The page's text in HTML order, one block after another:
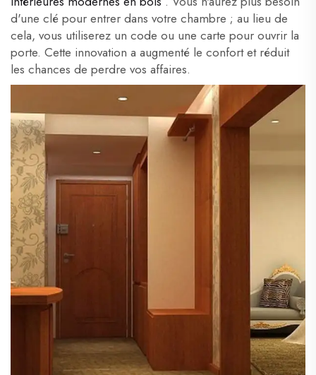
d'une clé pour entrer dans votre chambre ; au lieu de
cela, vous utiliserez un code ou une carte pour ouvrir la
porte. Cette innovation a augmenté le confort et réduit
les chances de perdre vos affaires.